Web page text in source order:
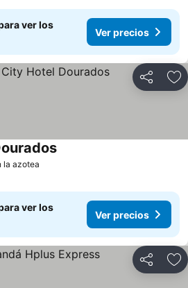
ver los
Ver precios
Compartir
la azotea
ver los
Ver precios
Compartir